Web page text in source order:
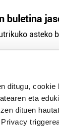
ditugu, cookie
eta
dituen
buletina
asteko